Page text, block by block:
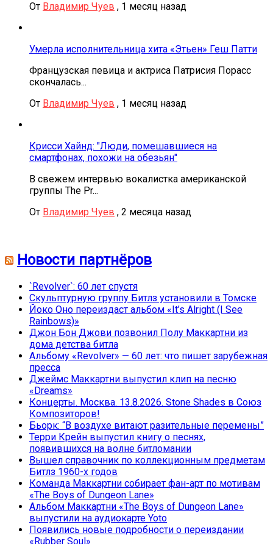
От Владимир Чуев , 1 месяц назад
Умерла исполнительница хита «Этьен» Геш Патти
Французская певица и актриса Патрисия Порасс
скончалась...
От Владимир Чуев , 1 месяц назад
Крисси Хайнд: "Люди, помешавшиеся на
смартфонах, похожи на обезьян"
В свежем интервью вокалистка американской
группы The Pr...
От Владимир Чуев , 2 месяца назад
Новости партнёров
`Revolver`: 60 лет спустя
Скульптурную группу Битлз установили в Томске
Йоко Оно переиздаст альбом «It’s Alright (I See
Rainbows)»
Джон Бон Джови позвонил Полу Маккартни из
дома детства битла
Альбому «Revolver» — 60 лет: что пишет зарубежная
пресса
Джеймс Маккартни выпустил клип на песню
«Dreams»
Концерты. Москва. 13.8.2026. Stone Shades в Союз
Композиторов!
Бьорк: “В воздухе витают разительные перемены”
Терри Крейн выпустил книгу о песнях,
появившихся на волне битломании
Вышел справочник по коллекционным предметам
Битлз 1960-х годов
Команда Маккартни собирает фан-арт по мотивам
«The Boys of Dungeon Lane»
Альбом Маккартни «The Boys of Dungeon Lane»
выпустили на аудиокарте Yoto
Появились новые подробности о переиздании
«Rubber Soul»